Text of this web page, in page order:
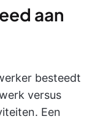
aan
besteedt
versus
Een